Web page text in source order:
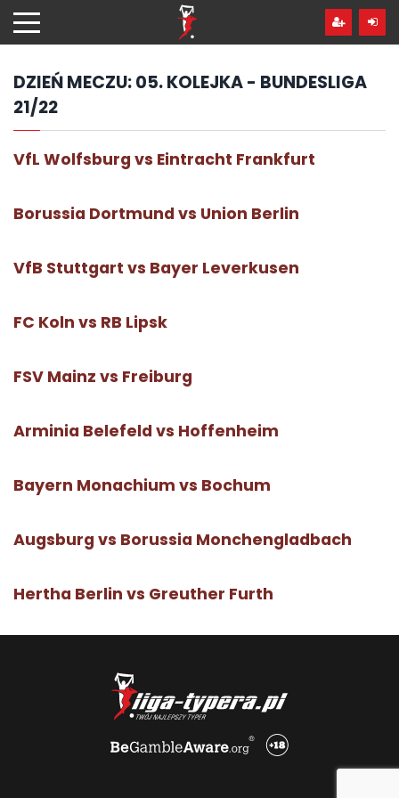
hdo
treści
DZIEŃ MECZU:05. KOLEJKA - BUNDESLIGA
21/22
VfL Wolfsburg vs Eintracht Frankfurt
Borussia Dortmund vs Union Berlin
VfB Stuttgart vs Bayer Leverkusen
FC Koln vs RB Lipsk
FSV Mainz vs Freiburg
Arminia Belefeld vs Hoffenheim
Bayern Monachium vs Bochum
Augsburg vs Borussia Monchengladbach
Hertha Berlin vs Greuther Furth